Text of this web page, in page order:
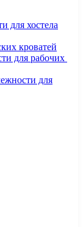
для хостела
кроватей
для рабочих
для